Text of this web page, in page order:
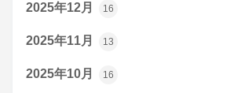
2025年12月 16
2025年11月 13
2025年10月 16